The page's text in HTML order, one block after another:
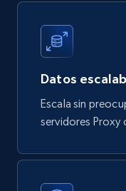
eCommerce
URL, Product id,
Datos
Escala sin
servidores Proxy